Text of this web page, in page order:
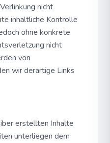
nicht
inhaltliche Kontrolle
ohne konkrete
nicht
von
wir derartige Links
erstellten Inhalte
unterliegen dem